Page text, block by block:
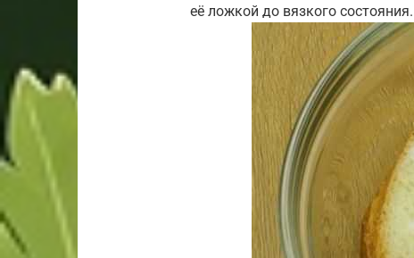
её ложкой до вязкого состояния.